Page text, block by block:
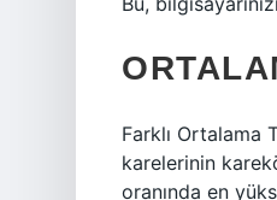
Farklı Ortalama
karelerinin
oranında en